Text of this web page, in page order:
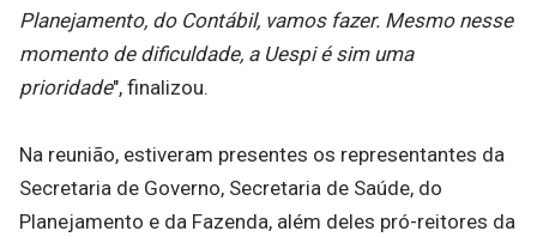
Planejamento, do Contábil, vamos fazer. Mesmo nesse
momento de dificuldade, a Uespi é sim uma
prioridade", finalizou.
Na reunião, estiveram presentes os representantes da
Secretaria de Governo, Secretaria de Saúde, do
Planejamento e da Fazenda, além deles pró-reitores da